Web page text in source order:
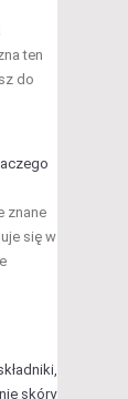
ten
do
znane
się w
skóry